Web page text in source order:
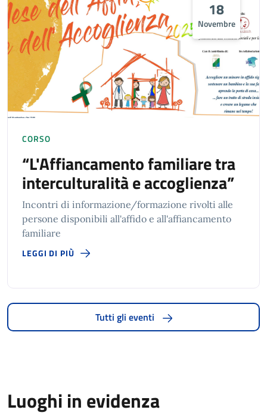
18
Novembre
CORSO
“L'Affiancamento familiare tra
interculturalità e accoglienza”
Incontri di informazione/formazione rivolti alle
persone disponibili all'affido e all'affiancamento
familiare
LEGGI DI PIÙ
Tutti gli eventi
Luoghi in evidenza